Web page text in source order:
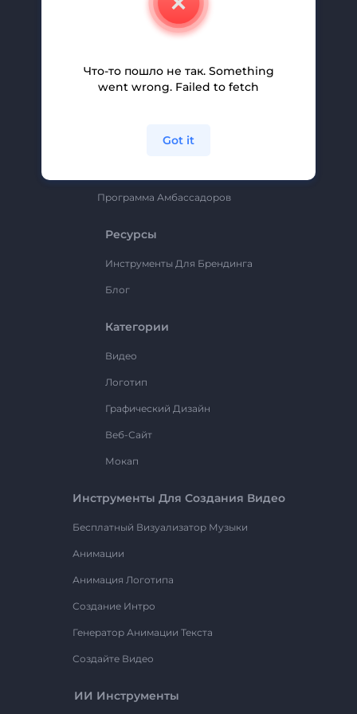
Помощь И Поддержка
Партнерская Программа
Политика Конфиденциальности
Программа Амбассадоров
Ресурсы
Инструменты Для Брендинга
Блог
Категории
Видео
Логотип
Графический Дизайн
Веб-Сайт
Мокап
Инструменты Для Создания Видео
Бесплатный Визуализатор Музыки
Анимации
Анимация Логотипа
Создание Интро
Генератор Анимации Текста
Создайте Видео
ИИ Инструменты
Что-то пошло не так. Something
went wrong. Failed to fetch
Got it